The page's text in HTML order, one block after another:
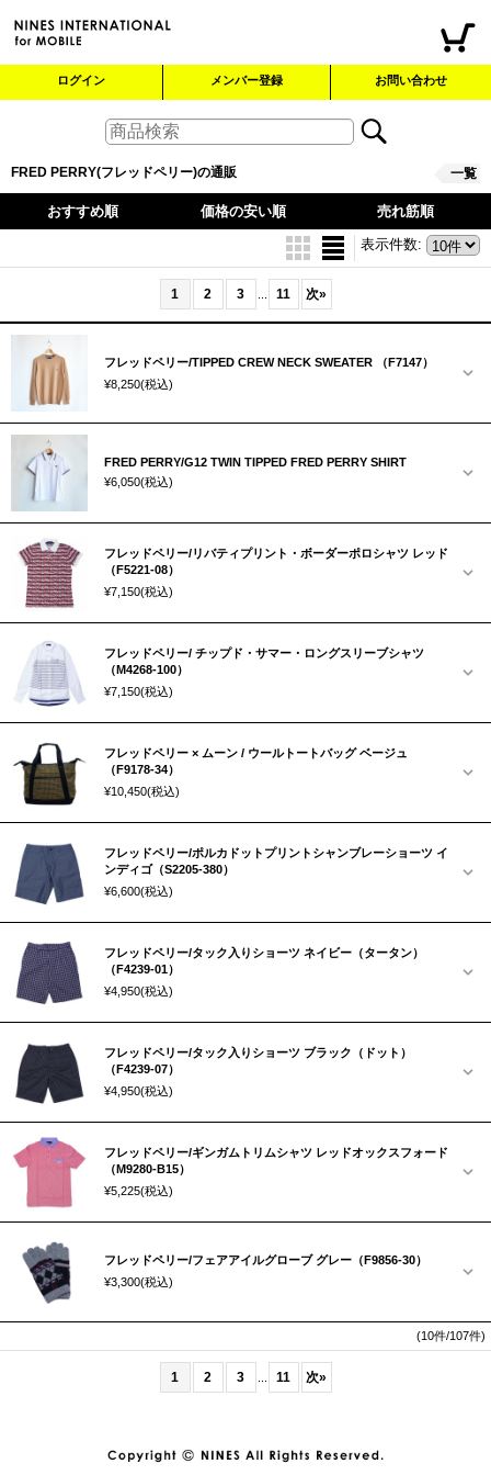
ログイン メンバー登録 お問い合わせ
FRED PERRY(フレッドペリー)の通販 一覧
おすすめ順 価格の安い順
売れ筋順
表示件数:
1 2 3 11 次»
フレッドペリー/TIPPED CREW NECK SWEATER （F7147）
¥8,250(税込)
FRED PERRY/G12 TWIN TIPPED FRED PERRY SHIRT
¥6,050(税込)
フレッドペリー/リバティプリント・ボーダーポロシャツ レッド
（F5221-08）
¥7,150(税込)
フレッドペリー/ チップド・サマー・ロングスリーブシャツ
（M4268-100）
¥7,150(税込)
フレッドペリー × ムーン / ウールトートバッグ ベージュ
（F9178-34）
¥10,450(税込)
フレッドペリー/ポルカドットプリントシャンブレーショーツ イ
ンディゴ（S2205-380）
¥6,600(税込)
フレッドペリー/タック入りショーツ ネイビー（タータン）
（F4239-01）
¥4,950(税込)
フレッドペリー/タック入りショーツ ブラック（ドット）
（F4239-07）
¥4,950(税込)
フレッドペリー/ギンガムトリムシャツ レッドオックスフォード
（M9280-B15）
¥5,225(税込)
フレッドペリー/フェアアイルグローブ グレー（F9856-30）
¥3,300(税込)
(10件/107件)
1 2 3 11 次»